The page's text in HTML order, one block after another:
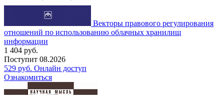
Векторы правового регулирования
отношений по использованию облачных хранилищ
информации
1 404 руб.
Поступит 08.2026
529 руб. Онлайн доступ
Ознакомиться